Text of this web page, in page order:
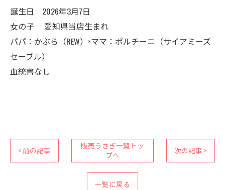
誕生日 2026年3月7日
女の子 愛知県当店生まれ
パパ：かぶら（REW）×ママ：ポルチーニ（サイアミーズ
セーブル）
血統書なし
< 前の記事
販売うさぎ一覧トッ
プへ
次の記事 >
一覧に戻る